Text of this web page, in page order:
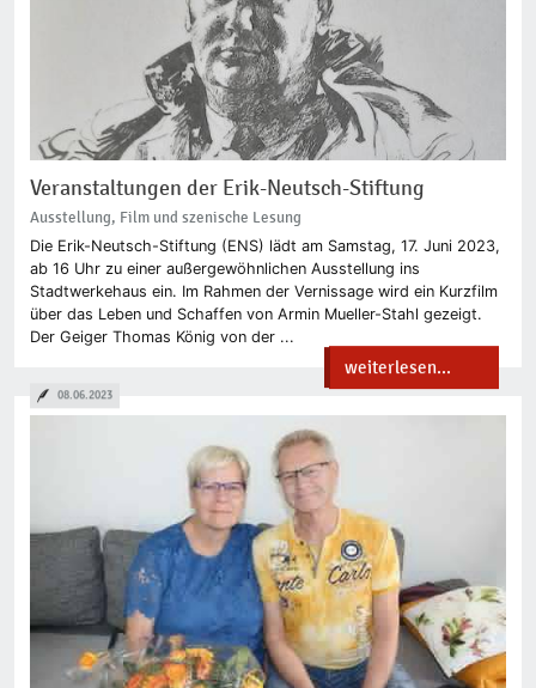
Veranstaltungen der Erik-Neutsch-Stiftung
Ausstellung, Film und szenische Lesung
Die Erik-Neutsch-Stiftung (ENS) lädt am Samstag, 17. Juni 2023,
ab 16 Uhr zu einer außergewöhnlichen Ausstellung ins
Stadtwerkehaus ein. Im Rahmen der Vernissage wird ein Kurzfilm
über das Leben und Schaffen von Armin Mueller-Stahl gezeigt.
Der Geiger Thomas König von der ...
weiterlesen...
08.06.2023